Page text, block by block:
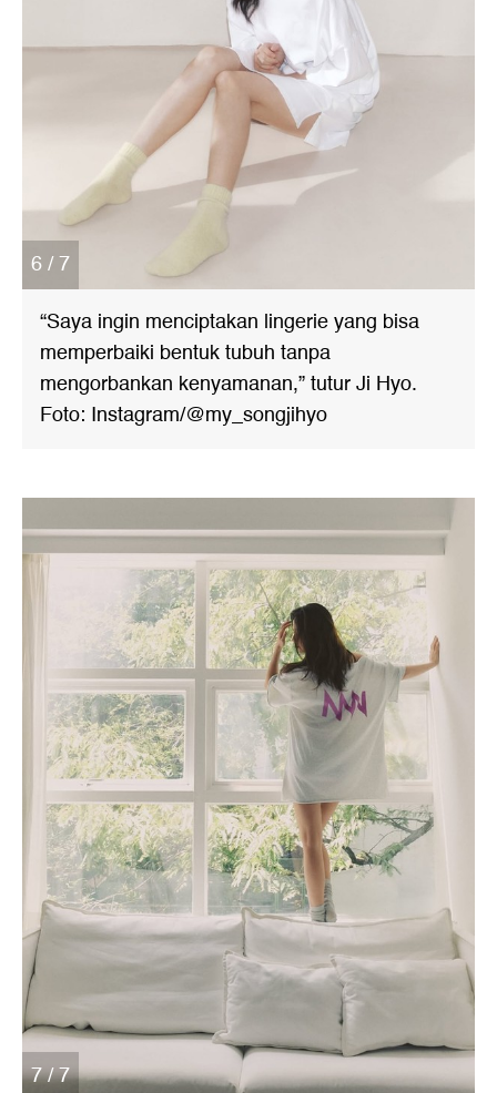
6 / 7
“Saya ingin menciptakan lingerie yang bisa
memperbaiki bentuk tubuh tanpa
mengorbankan kenyamanan,” tutur Ji Hyo.
Foto: Instagram/@my_songjihyo
7 / 7